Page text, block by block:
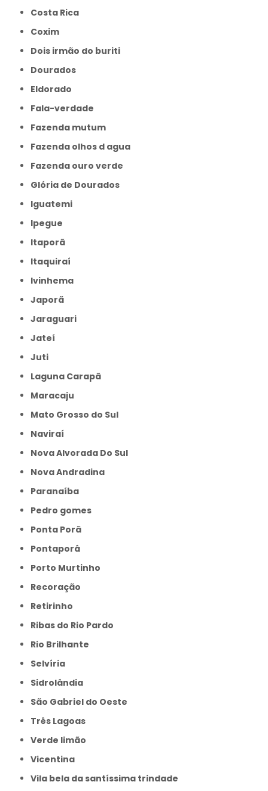
Costa Rica
Coxim
Dois irmão do buriti
Dourados
Eldorado
Fala-verdade
Fazenda mutum
Fazenda olhos d agua
Fazenda ouro verde
Glória de Dourados
Iguatemi
Ipegue
Itaporã
Itaquiraí
Ivinhema
Japorã
Jaraguari
Jateí
Juti
Laguna Carapã
Maracaju
Mato Grosso do Sul
Naviraí
Nova Alvorada Do Sul
Nova Andradina
Paranaíba
Pedro gomes
Ponta Porã
Pontaporâ
Porto Murtinho
Recoração
Retirinho
Ribas do Rio Pardo
Rio Brilhante
Selvíria
Sidrolândia
São Gabriel do Oeste
Três Lagoas
Verde limão
Vicentina
Vila bela da santíssima trindade